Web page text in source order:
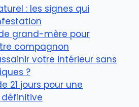
: les signes qui
grand-mère pour
compagnon
votre intérieur sans
?
21 jours pour une